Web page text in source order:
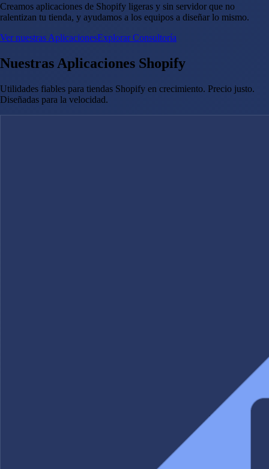
Creamos aplicaciones de Shopify ligeras y sin servidor que no
ralentizan tu tienda, y ayudamos a los equipos a diseñar lo mismo.
Ver nuestras AplicacionesExplorar Consultoría
Nuestras Aplicaciones Shopify
Utilidades fiables para tiendas Shopify en crecimiento. Precio justo.
Diseñadas para la velocidad.